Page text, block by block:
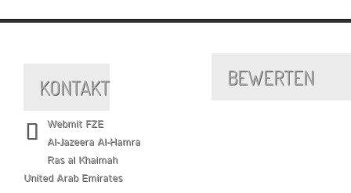
KONTAKT
Webmit FZE
Al-Jazeera Al-Hamra
Ras al Khaimah
United Arab Emirates
BEWERTEN